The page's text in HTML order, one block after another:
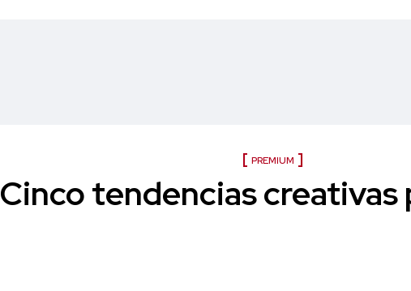
PREMIUM
Cinco tendencias creativas